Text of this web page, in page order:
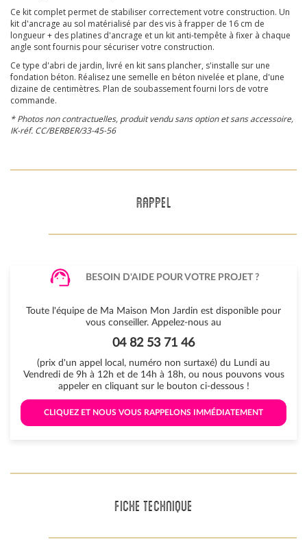
Ce kit complet permet de stabiliser correctement votre construction. Un
kit d'ancrage au sol matérialisé par des vis à frapper de 16 cm de
longueur + des platines d'ancrage et un kit anti-tempête à fixer à chaque
angle sont fournis pour sécuriser votre construction.
Ce type d'abri de jardin, livré en kit sans plancher, s'installe sur une
fondation béton. Réalisez une semelle en béton nivelée et plane, d'une
dizaine de centimètres. Plan de soubassement fourni lors de votre
commande.
* Photos non contractuelles, produit vendu sans option et sans accessoire,
IK-réf. CC/BERBER/33-45-56
RAPPEL
BESOIN D'AIDE POUR VOTRE PROJET ?
Toute l'équipe de Ma Maison Mon Jardin est disponible pour
vous conseiller. Appelez-nous au
04 82 53 71 46
(prix d'un appel local, numéro non surtaxé) du Lundi au
Vendredi de 9h à 12h et de 14h à 18h, ou nous pouvons vous
appeler en cliquant sur le bouton ci-dessous !
CLIQUEZ ET NOUS VOUS RAPPELONS IMMÉDIATEMENT
FICHE TECHNIQUE